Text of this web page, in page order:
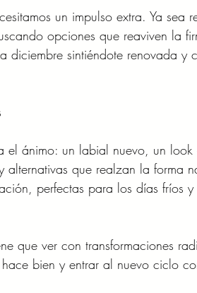
un impulso extra. Ya sea
opciones que reaviven la
diciembre sintiéndote renovada y
el ánimo: un labial nuevo, un look
alternativas que realzan la forma
perfectas para los días fríos
que ver con transformaciones
bien y entrar al nuevo ciclo